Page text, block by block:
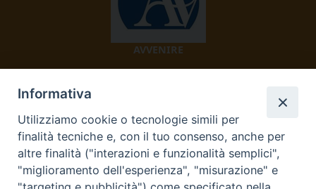
AVVENIRE
TV 2000
Informativa
Utilizziamo cookie o tecnologie simili per
finalità tecniche e, con il tuo consenso, anche per
altre finalità ("interazioni e funzionalità semplici",
"miglioramento dell'esperienza", "misurazione" e